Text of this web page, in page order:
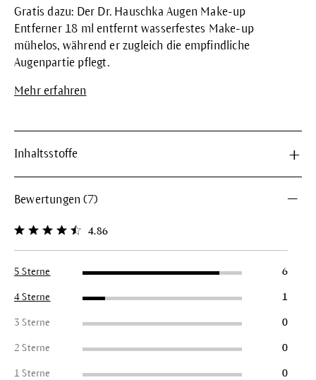
Gratis dazu: Der Dr. Hauschka Augen Make-up
Entferner 18 ml entfernt wasserfestes Make-up
mühelos, während er zugleich die empfindliche
Augenpartie pflegt.
Mehr erfahren
Inhaltsstoffe
Bewertungen (7)
Durchschnittliche Bewertung von 4.8 von 5 Sternen
4.86
5 Sterne 6
4 Sterne 1
3 Sterne 0
2 Sterne 0
1 Sterne 0